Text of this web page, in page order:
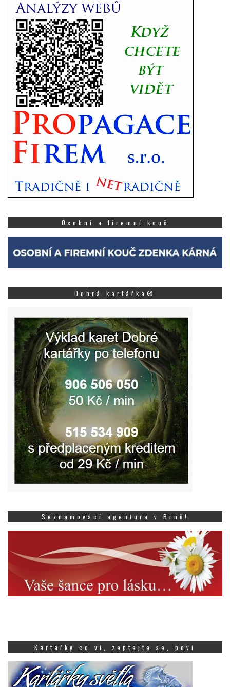
Osobní a firemní kouč
Dobrá kartářka®
Seznamovací agentura v Brně!
Kartářky co ví, zeptejte se, poví